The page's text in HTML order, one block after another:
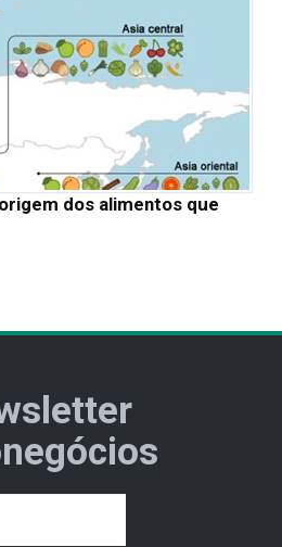
dos alimentos que